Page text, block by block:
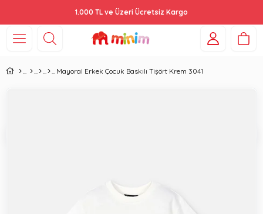
1.000 TL ve Üzeri Ücretsiz Kargo
Mayoral Erkek Çocuk Baskılı Tişört Krem 3041